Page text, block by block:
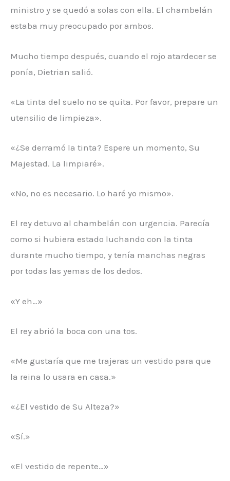
ministro y se quedó a solas con ella. El chambelán
estaba muy preocupado por ambos.
Mucho tiempo después, cuando el rojo atardecer se
ponía, Dietrian salió.
«La tinta del suelo no se quita. Por favor, prepare un
utensilio de limpieza».
«¿Se derramó la tinta? Espere un momento, Su
Majestad. La limpiaré».
«No, no es necesario. Lo haré yo mismo».
El rey detuvo al chambelán con urgencia. Parecía
como si hubiera estado luchando con la tinta
durante mucho tiempo, y tenía manchas negras
por todas las yemas de los dedos.
«Y eh…»
El rey abrió la boca con una tos.
«Me gustaría que me trajeras un vestido para que
la reina lo usara en casa.»
«¿El vestido de Su Alteza?»
«Sí.»
«El vestido de repente…»